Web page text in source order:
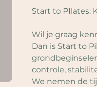
Start to PIlates:
Wil je graag
Dan is Start to
controle,
We nemen de